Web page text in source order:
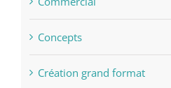
Concepts
Création grand format